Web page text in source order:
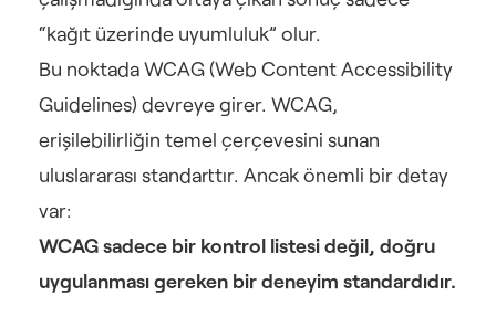
“kağıt üzerinde uyumluluk” olur.
Bu noktada WCAG (Web Content Accessibility
Guidelines) devreye girer. WCAG,
erişilebilirliğin temel çerçevesini sunan
uluslararası standarttır. Ancak önemli bir detay
var:
WCAG sadece bir kontrol listesi değil, doğru
uygulanması gereken bir deneyim standardıdır.